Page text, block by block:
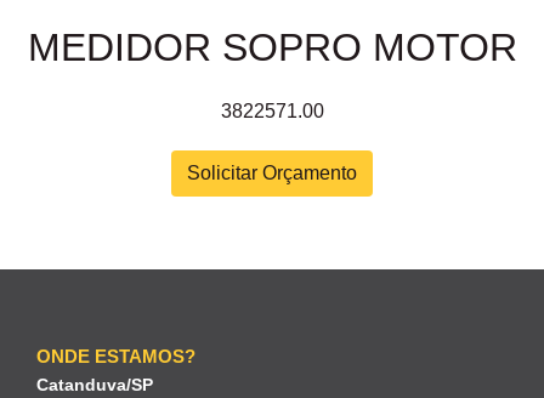
MEDIDOR SOPRO MOTOR
3822571.00
Solicitar Orçamento
ONDE ESTAMOS?
Catanduva/SP